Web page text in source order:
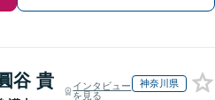
谷 貴
インタビュー
を見る
神奈川県